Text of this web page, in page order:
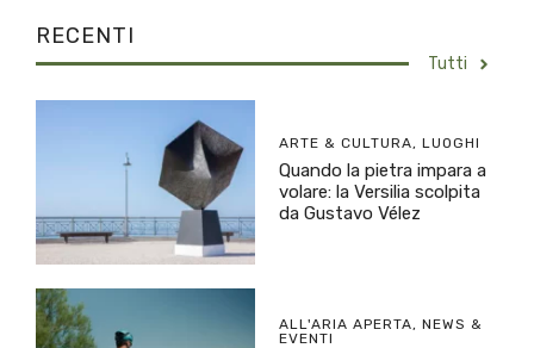
RECENTI
Tutti
ARTE & CULTURA, LUOGHI
Quando la pietra impara a
volare: la Versilia scolpita
da Gustavo Vélez
ALL'ARIA APERTA, NEWS &
EVENTI